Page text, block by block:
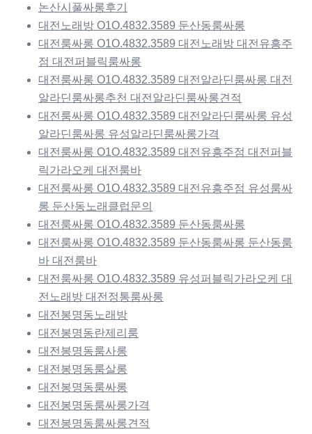
논산시풀싸롱후기
대전노래방 O1O.4832.3589 둔산동룸싸롱
대전룸싸롱 O1O.4832.3589 대전노래방 대전유흥주
점 대전퍼블릭룸싸롱
대전룸싸롱 O1O.4832.3589 대전알라딘룸싸롱 대전
알라딘룸싸롱추천 대전알라딘룸싸롱견적
대전룸싸롱 O1O.4832.3589 대전알라딘룸싸롱 유성
알라딘룸싸롱 유성알라딘룸싸롱가격
대전룸싸롱 O1O.4832.3589 대전유흥주점 대전퍼블
릭가라오케 대전룸바
대전룸싸롱 O1O.4832.3589 대전유흥주점 유성룸싸
롱 둔산동노래클럽문의
대전룸싸롱 O1O.4832.3589 둔산동룸싸롱
대전룸싸롱 O1O.4832.3589 둔산동룸싸롱 둔산동룸
바 대전룸바
대전룸싸롱 O1O.4832.3589 유성퍼블릭가라오케 대
전노래방 대전정통룸싸롱
대전봉명동노래방
대전봉명동란제리룸
대전봉명동룸사롱
대전봉명동룸살롱
대전봉명동룸싸롱
대전봉명동룸싸롱가격
대전봉명동룸싸롱견적